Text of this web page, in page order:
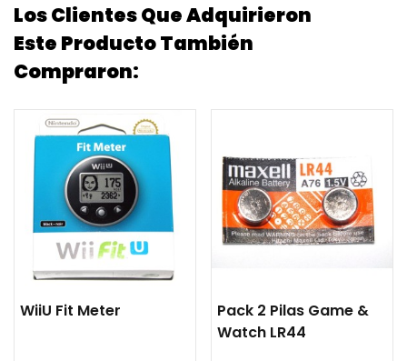
Los Clientes Que Adquirieron
Este Producto También
Compraron:
WiiU Fit Meter
Pack 2 Pilas Game &
Watch LR44